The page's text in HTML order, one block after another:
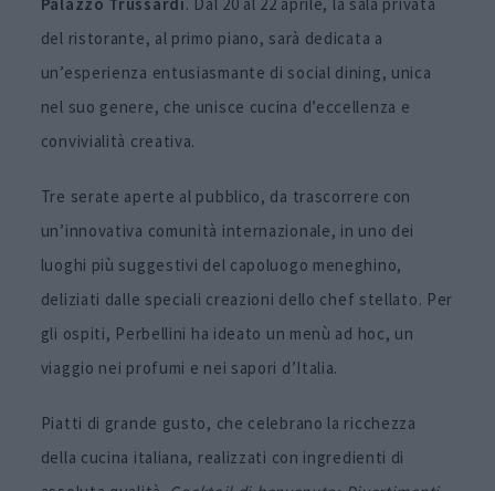
del ristorante, al primo piano, sarà dedicata a
un’esperienza entusiasmante di social dining, unica
nel suo genere, che unisce cucina d’eccellenza e
convivialità creativa.
Tre serate aperte al pubblico, da trascorrere con
un’innovativa comunità internazionale, in uno dei
luoghi più suggestivi del capoluogo meneghino,
deliziati dalle speciali creazioni dello chef stellato. Per
gli ospiti, Perbellini ha ideato un menù ad hoc, un
viaggio nei profumi e nei sapori d’Italia.
Piatti di grande gusto, che celebrano la ricchezza
della cucina italiana, realizzati con ingredienti di